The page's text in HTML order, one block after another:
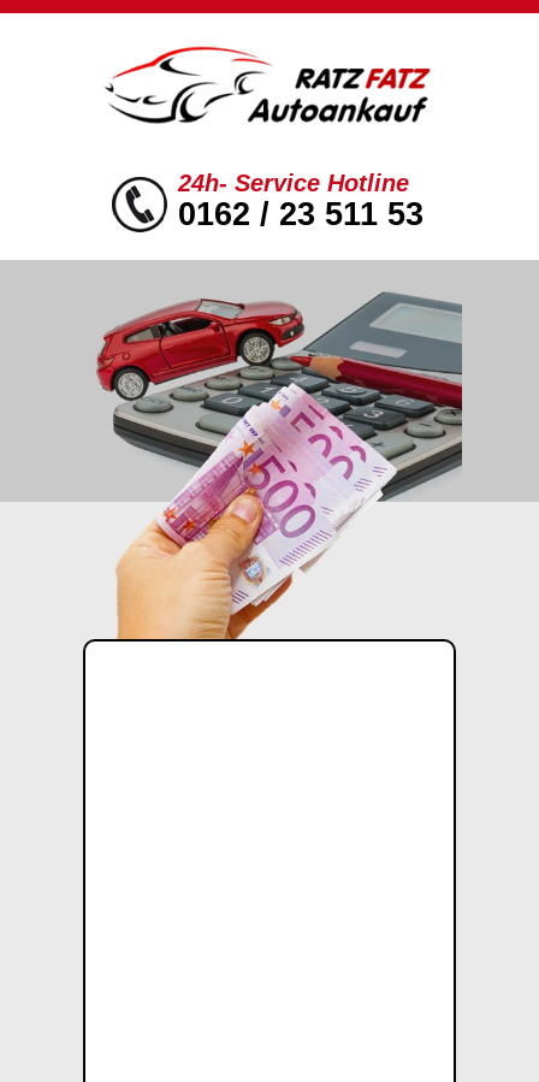
24h- Service Hotline
0162 / 23 511 53